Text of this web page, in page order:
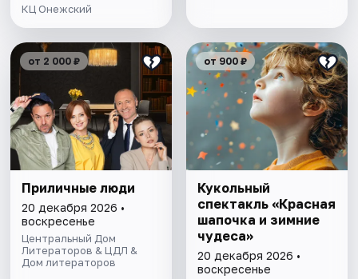
КЦ Онежский
от 2 000 ₽
Приличные люди
20 декабря 2026 •
воскресенье
Центральный Дом
Литераторов & ЦДЛ &
Дом литераторов
от 900 ₽
Кукольный
спектакль «Красная
шапочка и зимние
чудеса»
20 декабря 2026 •
воскресенье